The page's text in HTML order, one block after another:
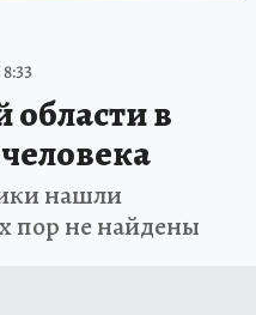
области в
нашли
пор не найдены